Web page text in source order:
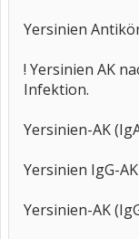
Yersinien
! Yersinien AK
Infektion.
Yersinien-AK
Yersinien IgG-AK
Yersinien-AK